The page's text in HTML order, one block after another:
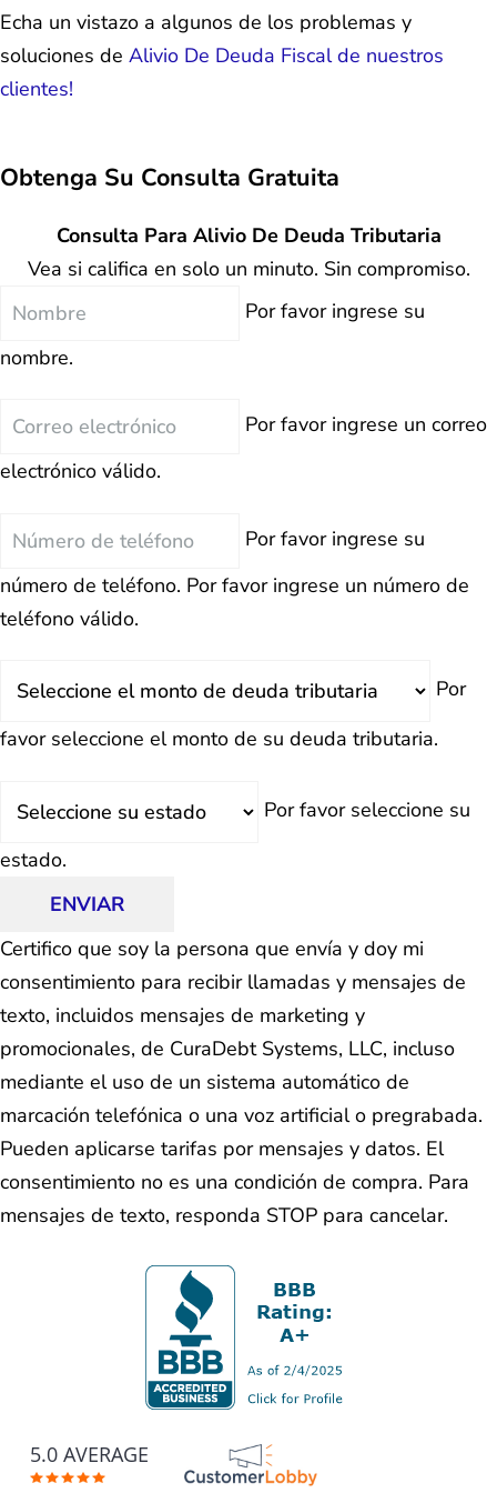
Echa un vistazo a algunos de los problemas y
soluciones de Alivio De Deuda Fiscal de nuestros
clientes!
Obtenga Su Consulta Gratuita
Consulta Para Alivio De Deuda Tributaria
Vea si califica en solo un minuto. Sin compromiso.
Nombre
Por favor ingrese su
nombre.
Correo
Por favor ingrese un correo
electrónico válido.
Teléfono
Por favor ingrese su
número de teléfono. Por favor ingrese un número de
teléfono válido.
Por
favor seleccione el monto de su deuda tributaria.
Por favor seleccione su
estado.
ENVIAR
Certifico que soy la persona que envía y doy mi
consentimiento para recibir llamadas y mensajes de
texto, incluidos mensajes de marketing y
promocionales, de CuraDebt Systems, LLC, incluso
mediante el uso de un sistema automático de
marcación telefónica o una voz artificial o pregrabada.
Pueden aplicarse tarifas por mensajes y datos. El
consentimiento no es una condición de compra. Para
mensajes de texto, responda STOP para cancelar.
5.0 AVERAGE